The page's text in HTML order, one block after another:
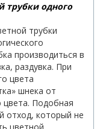
трубки одного
трубки
производиться в
раздувка. При
цвета
шнека от
цвета. Подобная
отход, который не